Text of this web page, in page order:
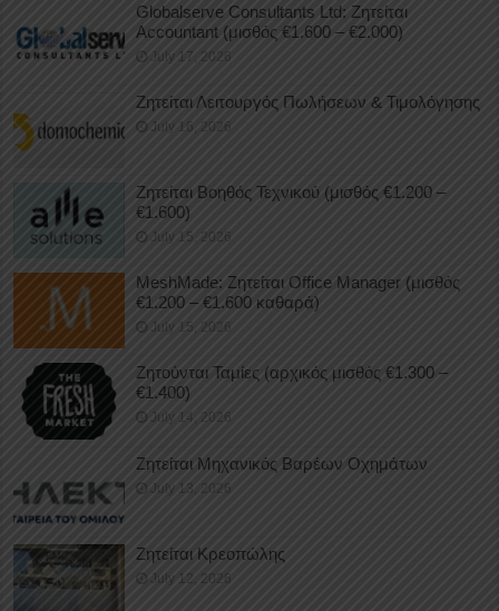
Globalserve Consultants Ltd: Ζητείται
Accountant (μισθός €1.600 – €2.000)
July 17, 2026
Ζητείται Λειτουργός Πωλήσεων & Τιμολόγησης
July 16, 2026
Ζητείται Βοηθός Τεχνικού (μισθός €1.200 –
€1.600)
July 15, 2026
MeshMade: Ζητείται Office Manager (μισθός
€1.200 – €1.600 καθαρά)
July 15, 2026
Ζητούνται Ταμίες (αρχικός μισθός €1.300 –
€1.400)
July 14, 2026
Ζητείται Μηχανικός Βαρέων Οχημάτων
July 13, 2026
Ζητείται Κρεοπώλης
July 12, 2026